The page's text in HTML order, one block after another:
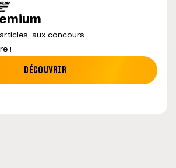
aux concours
!
DÉCOUVRIR